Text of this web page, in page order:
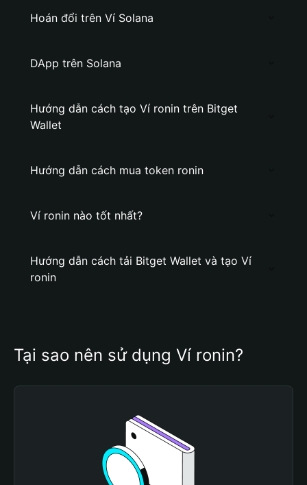
Hoán đổi trên Ví Solana
DApp trên Solana
Hướng dẫn cách tạo Ví ronin trên Bitget
Wallet
Hướng dẫn cách mua token ronin
Ví ronin nào tốt nhất?
Hướng dẫn cách tải Bitget Wallet và tạo Ví
ronin
Tại sao nên sử dụng Ví ronin?